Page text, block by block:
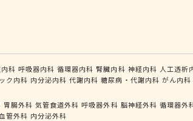
科 呼吸器内科 循環器内科 腎臓内科 神経内科 人工透析
ク内科 内分泌内科 代謝内科 糖尿病・代謝内科 がん内科
胃腸外科 気管食道外科 呼吸器外科 脳神経外科 循環器外
血管外科 内分泌外科